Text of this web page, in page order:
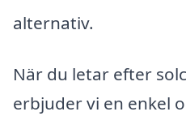
alternativ.
När du letar efter
erbjuder vi en enkel